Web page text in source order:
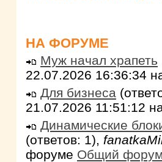
НА ФОРУМЕ
Муж начал храпеть
22.07.2026 16:36:34
Для бизнеса
21.07.2026 11:51:12
Динамические
(ответов: 1),
форуме Общий